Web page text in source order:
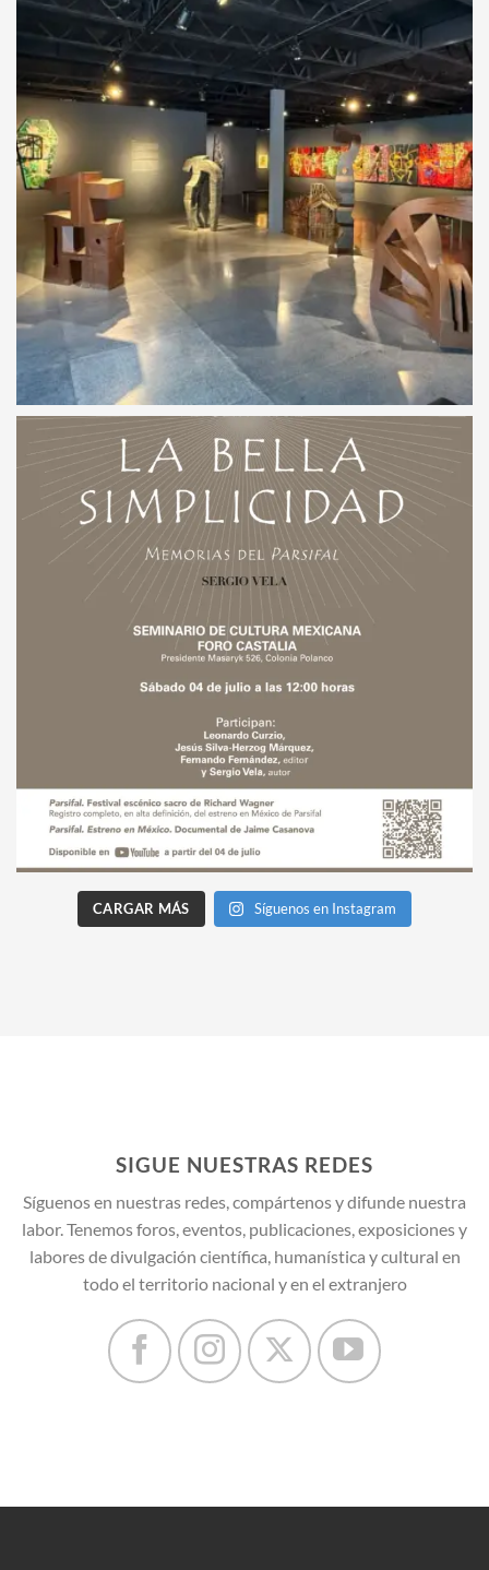
CARGAR MÁS Síguenos en Instagram
SIGUE NUESTRAS REDES
Síguenos en nuestras redes, compártenos y difunde nuestra
labor. Tenemos foros, eventos, publicaciones, exposiciones y
labores de divulgación científica, humanística y cultural en
todo el territorio nacional y en el extranjero